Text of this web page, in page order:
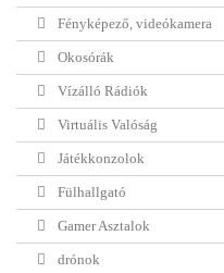
Fényképező, videókamera
Okosórák
Vízálló Rádiók
Virtuális Valóság
Játékkonzolok
Fülhallgató
Gamer Asztalok
drónok